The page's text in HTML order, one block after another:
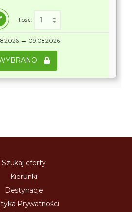
Ilość:
→ 09.08.2026
Szukaj oferty
Kierunki
Destynacje
Prywatności